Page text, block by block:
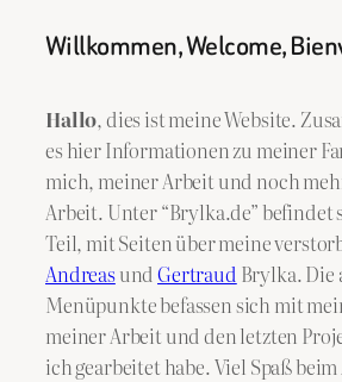
Willkommen, Welcome,
Hallo, dies ist meine Website.
es hier Informationen zu meiner
mich, meiner Arbeit und noch
Arbeit. Unter “Brylka.de” befindet
Teil, mit Seiten über meine
AndreasundGertraud Brylka. Die
Menüpunkte befassen sich mit
meiner Arbeit und den letzten
ich gearbeitet habe. Viel Spaß